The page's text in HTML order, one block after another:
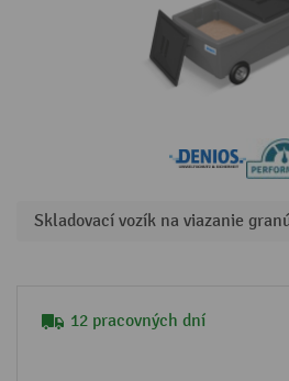
12 pracovných dní